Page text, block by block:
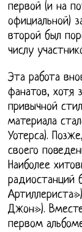
первой (и на
официальной)
второй был
числу
Эта работа
фанатов, хотя
привычной
материала
Уотерса).
своего
Наиболее
радиостанций
Джон»).
первом